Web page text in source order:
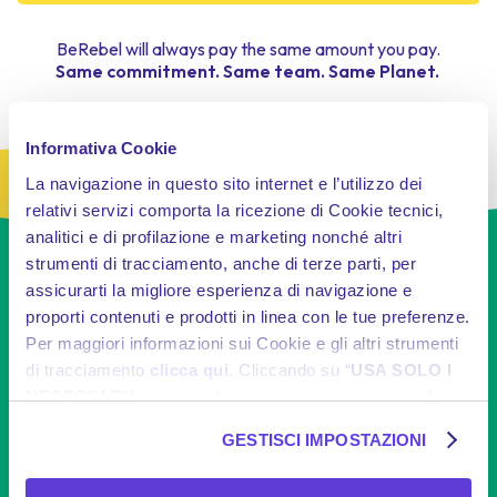
Informativa Cookie
La navigazione in questo sito internet e l’utilizzo dei
relativi servizi comporta la ricezione di Cookie tecnici,
analitici e di profilazione e marketing nonché altri
strumenti di tracciamento, anche di terze parti, per
assicurarti la migliore esperienza di navigazione e
proporti contenuti e prodotti in linea con le tue preferenze.
Per maggiori informazioni sui Cookie e gli altri strumenti
di tracciamento clicca qui . Cliccando su “USA SOLO I
NECESSARI”, prosegui la navigazione in assenza di
tecnici. Se desideri acconsentire al posizionamento e
l’utilizzo di tutti i predetti Cookie e gli altri strumenti di
GESTISCI IMPOSTAZIONI
BeRebel will always pay the same amount you pay.
Same commitment. Same team. Same Planet.
Bakau Project
mangroves in Indonesia, helping to combat
deforestation and protect coastal areas from tsunamis
and erosion. It has already led to the planting of18
million treesand willremove over 2.4 million tons of